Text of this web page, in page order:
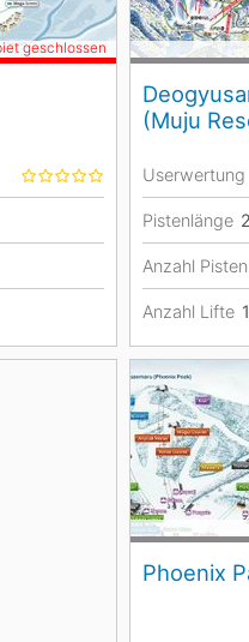
geschlossen
(Muju
Userwertung
Pistenlänge
Anzahl Pisten
Anzahl Lifte
Phoenix